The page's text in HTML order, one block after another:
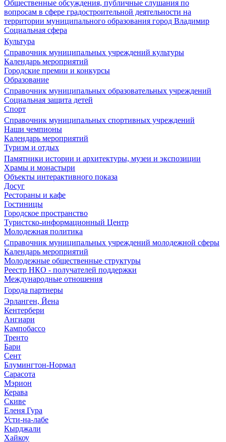
Общественные обсуждения, публичные слушания по
вопросам в сфере градостроительной деятельности на
территории муниципального образования город Владимир
Социальная сфера
Культура
Справочник муниципальных учреждений культуры
Календарь мероприятий
Городские премии и конкурсы
Образование
Справочник муниципальных образовательных учреждений
Социальная защита детей
Спорт
Справочник муниципальных спортивных учреждений
Наши чемпионы
Календарь мероприятий
Туризм и отдых
Памятники истории и архитектуры, музеи и экспозиции
Храмы и монастыри
Объекты интерактивного показа
Досуг
Рестораны и кафе
Гостиницы
Городское пространство
Туристско-информационный Центр
Молодежная политика
Справочник муниципальных учреждений молодежной сферы
Календарь мероприятий
Молодежные общественные структуры
Реестр НКО - получателей поддержки
Международные отношения
Города партнеры
Эрланген, Йена
Кентербери
Ангиари
Кампобассо
Тренто
Бари
Сент
Блумингтон-Нормал
Сарасота
Мэрион
Керава
Скиве
Еленя Гура
Усти-на-лабе
Кырджали
Хайкоу